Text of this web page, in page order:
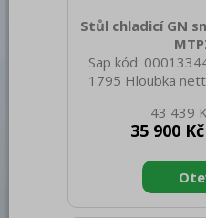
Stůl chladicí GN
Sap kód:
1795 Hloubka
121.00 Šířka brutto
brutto [mm]: 740
spotřebiče:
elektrický [kW]:
1N - 50 Hz
43 439
35 900